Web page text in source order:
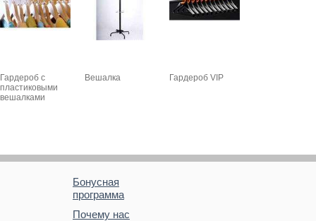
Гардероб с
пластиковыми
вешалками
Вешалка Гардероб VIP
Бонусная
программа
Почему нас